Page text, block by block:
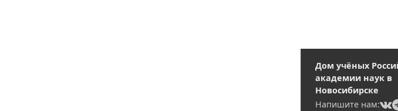
Дом учёных
академии наук в
Новосибирске
Напишите нам: